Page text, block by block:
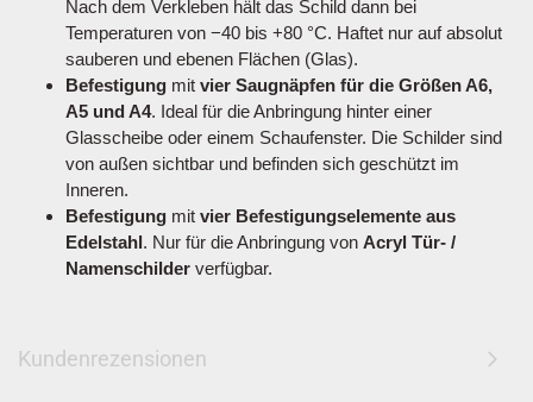
Nach dem Verkleben hält das Schild dann bei
Temperaturen von −40 bis +80 °C. Haftet nur auf absolut
sauberen und ebenen Flächen (Glas).
Befestigung mit vier Saugnäpfen für die Größen A6,
A5 und A4. Ideal für die Anbringung hinter einer
Glasscheibe oder einem Schaufenster. Die Schilder sind
von außen sichtbar und befinden sich geschützt im
Inneren.
Befestigung mit vier Befestigungselemente aus
Edelstahl. Nur für die Anbringung von Acryl Tür- /
Namenschilder verfügbar.
Kundenrezensionen